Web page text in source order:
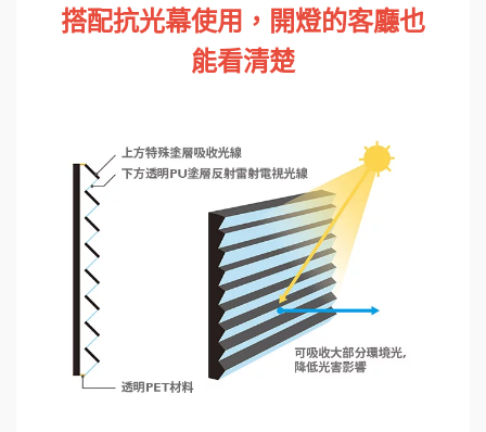
搭配抗光幕使用，開燈的客廳也
能看清楚